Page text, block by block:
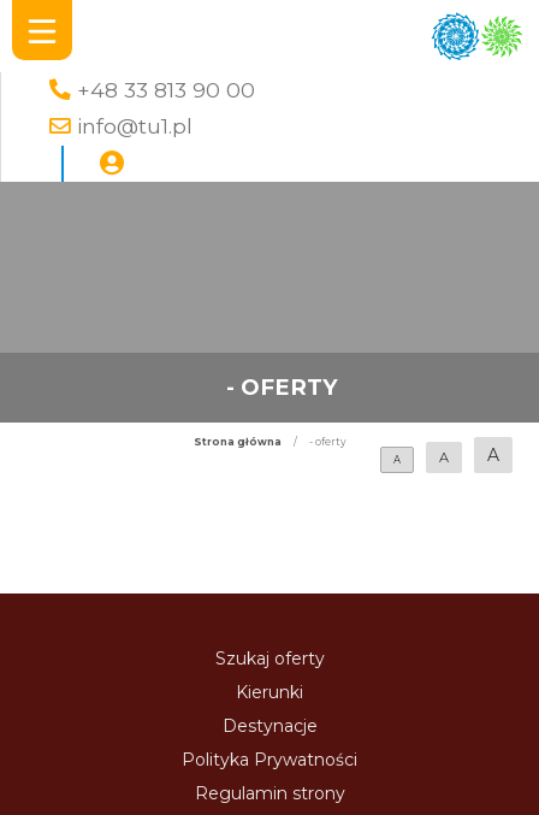
+48 33 813 90 00
info@tu1.pl
- OFERTY
Strona główna /
- oferty
A
A A
Szukaj oferty
Kierunki
Destynacje
Polityka Prywatności
Regulamin strony